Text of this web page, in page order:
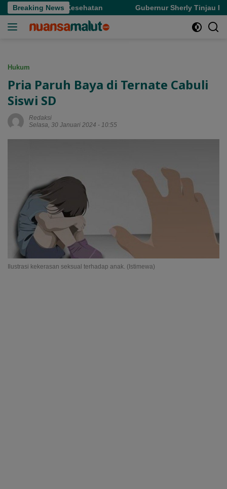
Langsung
ke
Breaking News
Layanan Kesehatan Gubernur Sherly Tinjau
Hukum
Pria Paruh Baya di Ternate Cabuli
Siswi SD
Redaksi
Selasa, 30 Januari 2024 - 10:55
Ilustrasi kekerasan seksual terhadap anak. (Istimewa)